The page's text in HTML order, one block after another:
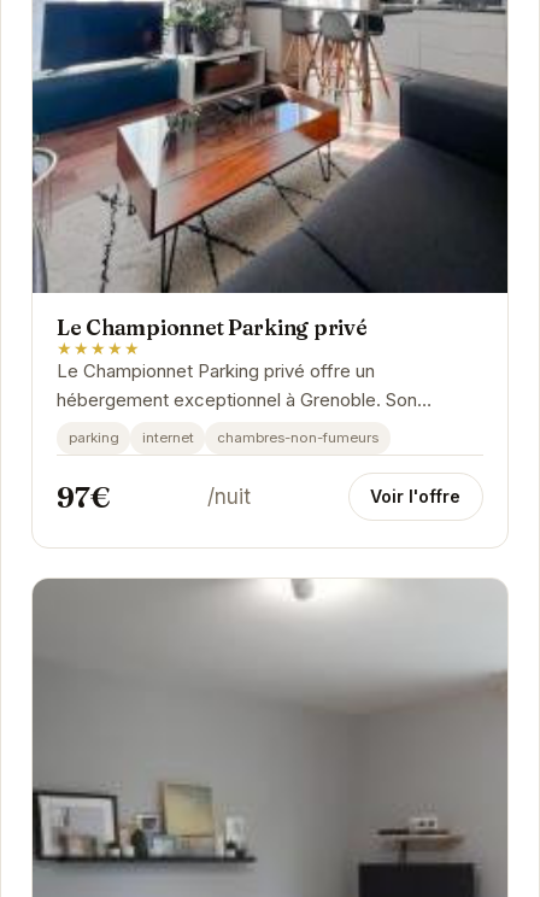
Le Championnet Parking privé
★★★★★
Le Championnet Parking privé offre un
hébergement exceptionnel à Grenoble. Son
emplacement privilégié, combiné à ses
équipements modernes et...
parking internet chambres-non-fumeurs
97€ /nuit Voir l'offre